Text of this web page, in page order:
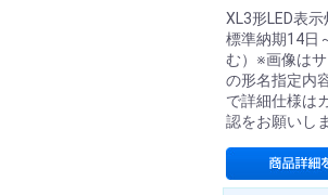
XL3形LED表
標準納期14日
む）※画像は
の形名指定内
で詳細仕様は
認をお願いし